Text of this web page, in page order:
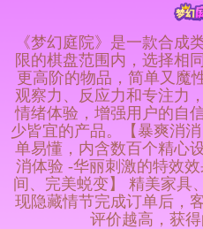
《梦幻庭院》是一款合成
限的棋盘范围内，选择相
更高阶的物品，简单又魔
观察力、反应力和专注力
情绪体验，增强用户的自
少皆宜的产品。【暴爽消
单易懂，内含数百个精心
消体验 -华丽刺激的特效
间、完美蜕变】 精美家具
现隐藏情节完成订单后，
评价越高，获